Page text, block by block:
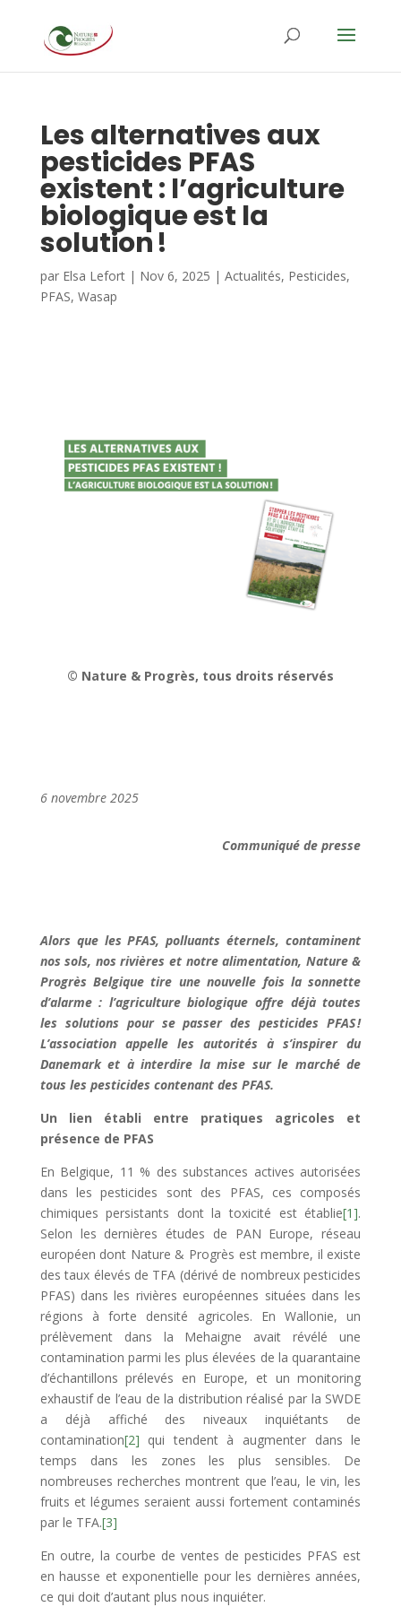
Les alternatives aux
pesticides PFAS
existent : l’agriculture
biologique est la
solution !
par Elsa Lefort| Nov 6, 2025 | Actualités, Pesticides,
PFAS, Wasap
© Nature & Progrès, tous droits réservés
6 novembre 2025
Communiqué de presse
Alors que les PFAS, polluants éternels, contaminent
nos sols, nos rivières et notre alimentation, Nature &
Progrès Belgique tire une nouvelle fois la sonnette
d’alarme : l’agriculture biologique offre déjà toutes
les solutions pour se passer des pesticides PFAS !
L’association appelle les autorités à s’inspirer du
Danemark et à interdire la mise sur le marché de
tous les pesticides contenant des PFAS.
Un lien établi entre pratiques agricoles et
présence de PFAS
En Belgique, 11 % des substances actives autorisées
dans les pesticides sont des PFAS, ces composés
chimiques persistants dont la toxicité est établie[1].
Selon les dernières études de PAN Europe, réseau
européen dont Nature & Progrès est membre, il existe
des taux élevés de TFA (dérivé de nombreux pesticides
PFAS) dans les rivières européennes situées dans les
régions à forte densité agricoles. En Wallonie, un
prélèvement dans la Mehaigne avait révélé une
contamination parmi les plus élevées de la quarantaine
d’échantillons prélevés en Europe, et un monitoring
exhaustif de l’eau de la distribution réalisé par la SWDE
a déjà affiché des niveaux inquiétants de
contamination[2] qui tendent à augmenter dans le
temps dans les zones les plus sensibles. De
nombreuses recherches montrent que l’eau, le vin, les
fruits et légumes seraient aussi fortement contaminés
par le TFA.[3]
En outre, la courbe de ventes de pesticides PFAS est
en hausse et exponentielle pour les dernières années,
ce qui doit d’autant plus nous inquiéter.